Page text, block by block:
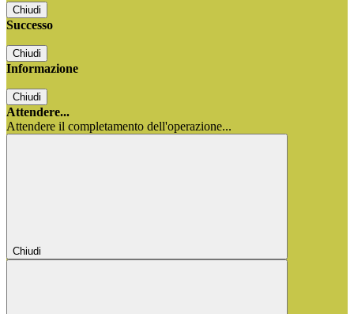
Chiudi
Successo
Chiudi
Informazione
Chiudi
Attendere...
Attendere il completamento dell'operazione...
Chiudi